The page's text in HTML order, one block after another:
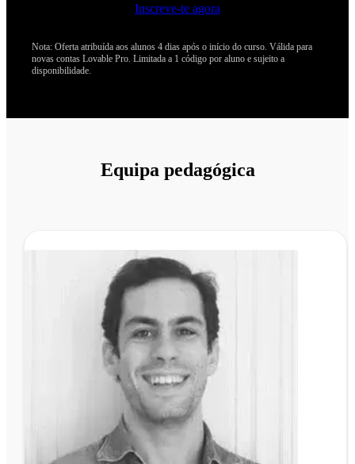
Inscreve-te agora
Nota: Oferta atribuída aos alunos 4 dias após o início do curso. Válida para
novas contas Lovable Pro. Limitada a 1 código por aluno e sujeito a
disponibilidade.
Equipa pedagógica